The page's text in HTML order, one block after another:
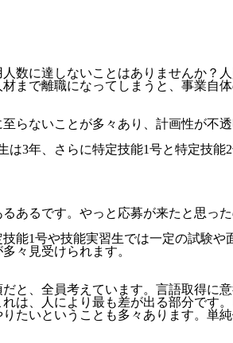
数に達しないことはありませんか？
まで離職になってしまうと、事業自体
ないことが多々あり、計画性が不
3年、さらに特定技能1号と特定技
あるです。やっと応募が来たと思っ
能1号や技能実習生では一定の試験
々見受けられます。
と、全員考えています。言語取得に
れは、人により最も差が出る部分です
たいということも多々あります。単